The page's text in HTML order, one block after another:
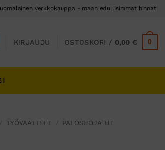
verkkokauppa - maan edullisimmat hinnat!
KIRJAUDU OSTOSKORI / 0,00€ 0
TYÖVAATTEET
PALOSUOJATUT